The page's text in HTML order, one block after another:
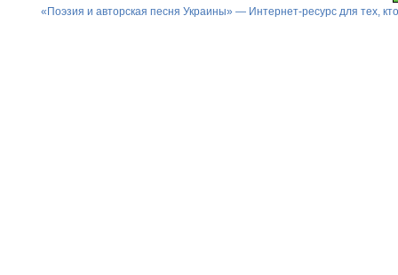
«Поэзия и авторская песня Украины» — Интернет-ресурс для тех,